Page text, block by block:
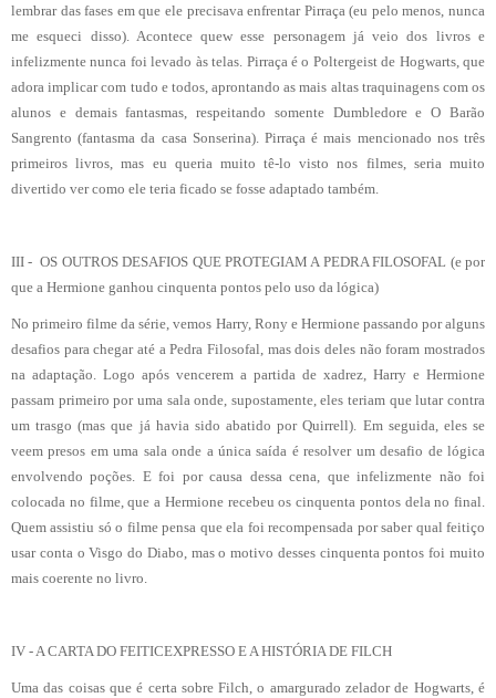
lembrar das fases em que ele precisava enfrentar Pirraça (eu pelo menos, nunca
me esqueci disso). Acontece quew esse personagem já veio dos livros e
infelizmente nunca foi levado às telas. Pirraça é o Poltergeist de Hogwarts, que
adora implicar com tudo e todos, aprontando as mais altas traquinagens com os
alunos e demais fantasmas, respeitando somente Dumbledore e O Barão
Sangrento (fantasma da casa Sonserina). Pirraça é mais mencionado nos três
primeiros livros, mas eu queria muito tê-lo visto nos filmes, seria muito
divertido ver como ele teria ficado se fosse adaptado também.
III - OS OUTROS DESAFIOS QUE PROTEGIAM A PEDRA FILOSOFAL (e por
que a Hermione ganhou cinquenta pontos pelo uso da lógica)
No primeiro filme da série, vemos Harry, Rony e Hermione passando por alguns
desafios para chegar até a Pedra Filosofal, mas dois deles não foram mostrados
na adaptação. Logo após vencerem a partida de xadrez, Harry e Hermione
passam primeiro por uma sala onde, supostamente, eles teriam que lutar contra
um trasgo (mas que já havia sido abatido por Quirrell). Em seguida, eles se
veem presos em uma sala onde a única saída é resolver um desafio de lógica
envolvendo poções. E foi por causa dessa cena, que infelizmente não foi
colocada no filme, que a Hermione recebeu os cinquenta pontos dela no final.
Quem assistiu só o filme pensa que ela foi recompensada por saber qual feitiço
usar conta o Visgo do Diabo, mas o motivo desses cinquenta pontos foi muito
mais coerente no livro.
IV - A CARTA DO FEITICEXPRESSO E A HISTÓRIA DE FILCH
Uma das coisas que é certa sobre Filch, o amargurado zelador de Hogwarts, é